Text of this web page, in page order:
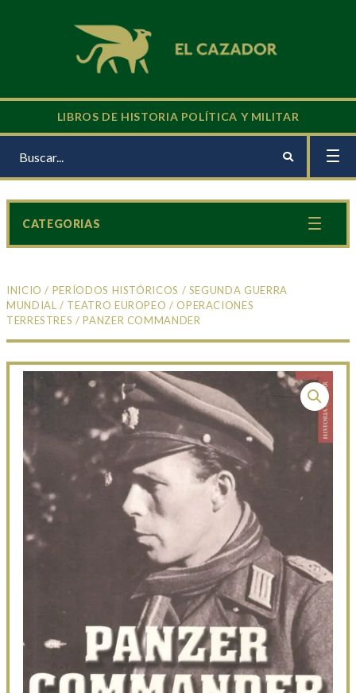
LIBROS DE HISTORIA POLÍTICA Y MILITAR
INICIO / PERÍODOS HISTÓRICOS / SEGUNDA GUERRA
MUNDIAL / TEATRO EUROPEO /OPERACIONES
TERRESTRES / PANZER COMMANDER
CATEGORIAS